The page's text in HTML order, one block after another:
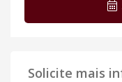
Solicite mais